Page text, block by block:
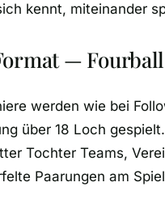
kennt, miteinander
— Fourball
werden wie bei
über 18 Loch
Tochter Teams,
Paarungen am